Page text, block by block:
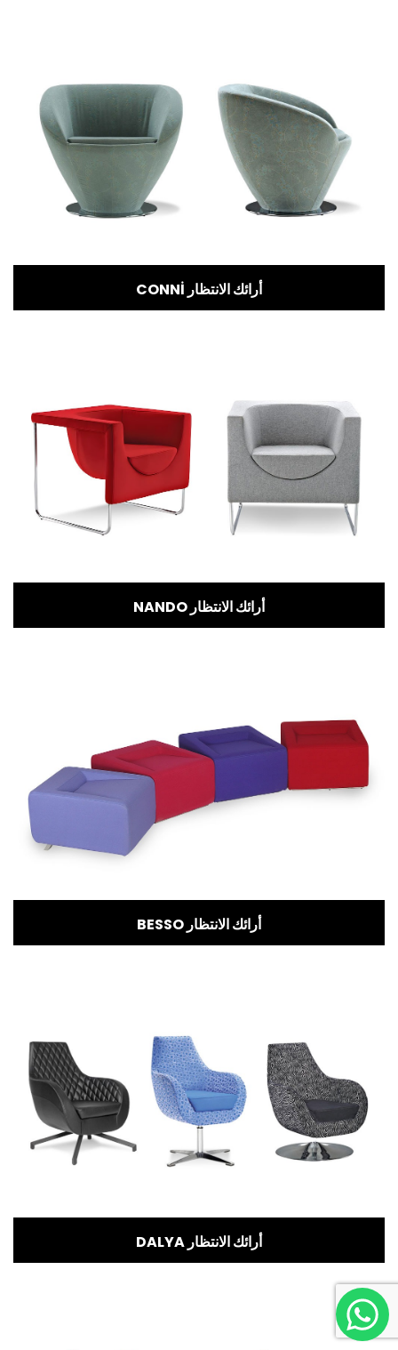
CONNİ أرائك الانتظار
NANDO أرائك الانتظار
BESSO أرائك الانتظار
DALYA أرائك الانتظار